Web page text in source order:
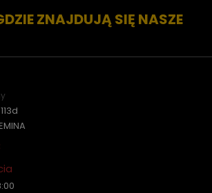
ZNAJDUJĄ SIĘ NASZE